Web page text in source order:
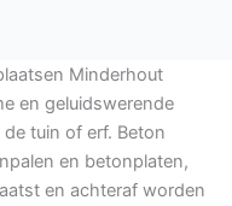
Minderhout
en geluidswerende
tuin of erf. Beton
en betonplaten,
en achteraf worden